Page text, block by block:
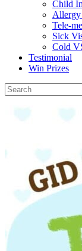
Child
Allergy
Tele-
Sick
Cold
Testimonial
Win Prizes